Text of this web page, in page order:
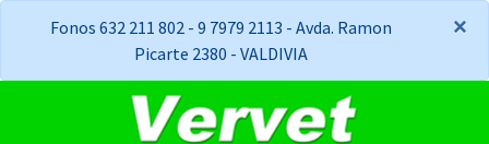
Fonos 632 211 802 - 9 7979 2113 - Avda. Ramon
Picarte 2380 - VALDIVIA
×
×